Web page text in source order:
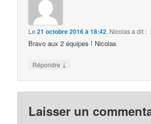
Le21 octobre 2016 à 18:42, Nicolasa dit :
Bravo aux 2 équipes ! Nicolas
Répondre ↓
Laisser un